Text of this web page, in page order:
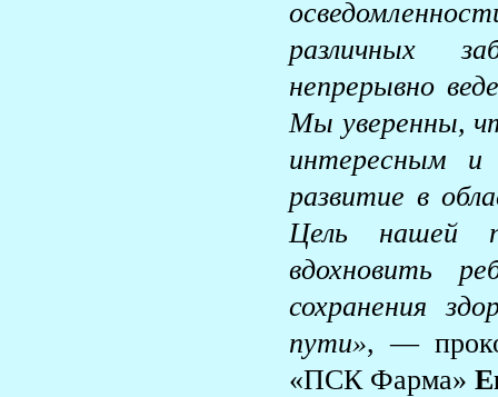
различных
непрерывно
Мы уверенны,
интересным
развитие в
Цель нашей
вдохновить
сохранения
пути», —
«ПСК Фарма»